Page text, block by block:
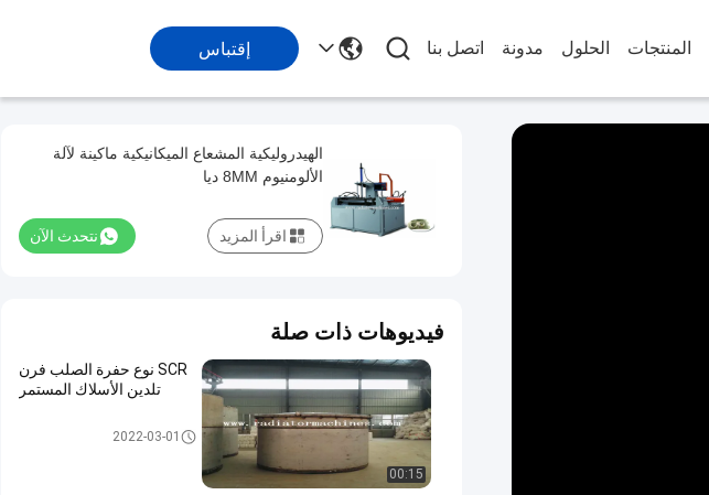
المنتجات الحلول مدونة اتصل بنا إقتباس
الهيدروليكية المشعاع الميكانيكية ماكينة لآلة
الألومنيوم 8MM ديا
نتحدث الآن اقرأ المزيد
فيديوهات ذات صلة
00:15
SCR نوع حفرة الصلب فرن
تلدين الأسلاك المستمر
فرن المعالجة الحرارية الكهربائية
2022-03-01